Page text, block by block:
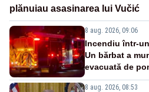
plănuiau asasinarea lui Vučić
8 aug. 2026, 09:06
Incendiu într-
Un bărbat a
evacuată de
8 aug. 2026, 08:53